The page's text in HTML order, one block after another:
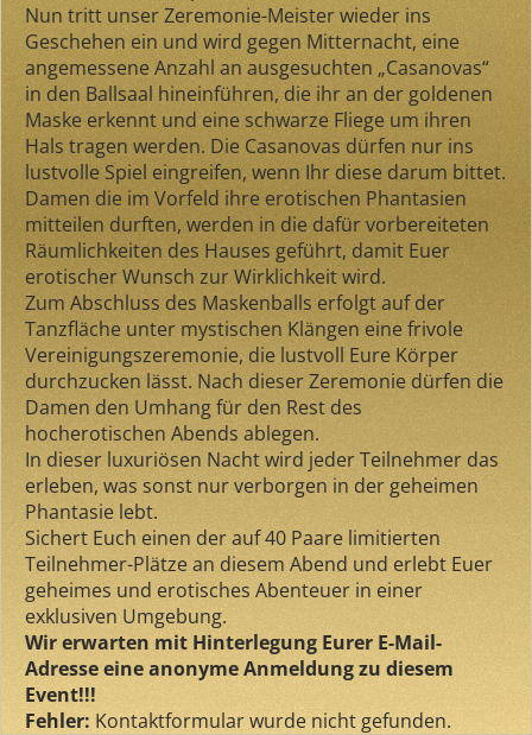
Nun tritt unser Zeremonie-Meister wieder ins
Geschehen ein und wird gegen Mitternacht, eine
angemessene Anzahl an ausgesuchten „Casanovas“
in den Ballsaal hineinführen, die ihr an der goldenen
Maske erkennt und eine schwarze Fliege um ihren
Hals tragen werden. Die Casanovas dürfen nur ins
lustvolle Spiel eingreifen, wenn Ihr diese darum bittet.
Damen die im Vorfeld ihre erotischen Phantasien
mitteilen durften, werden in die dafür vorbereiteten
Räumlichkeiten des Hauses geführt, damit Euer
erotischer Wunsch zur Wirklichkeit wird.
Zum Abschluss des Maskenballs erfolgt auf der
Tanzfläche unter mystischen Klängen eine frivole
Vereinigungszeremonie, die lustvoll Eure Körper
durchzucken lässt. Nach dieser Zeremonie dürfen die
Damen den Umhang für den Rest des
hocherotischen Abends ablegen.
In dieser luxuriösen Nacht wird jeder Teilnehmer das
erleben, was sonst nur verborgen in der geheimen
Phantasie lebt.
Sichert Euch einen der auf 40 Paare limitierten
Teilnehmer-Plätze an diesem Abend und erlebt Euer
geheimes und erotisches Abenteuer in einer
exklusiven Umgebung.
Wir erwarten mit Hinterlegung Eurer E-Mail-
Adresseeineanonyme Anmeldungzu diesem
Event!!!
Fehler: Kontaktformular wurde nicht gefunden.